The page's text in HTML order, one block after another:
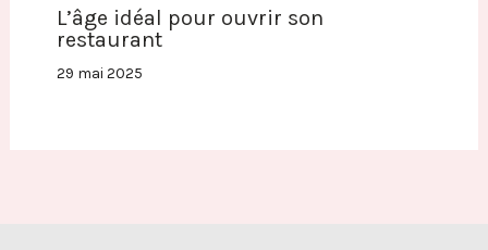
L’âge idéal pour ouvrir son
restaurant
29 mai 2025